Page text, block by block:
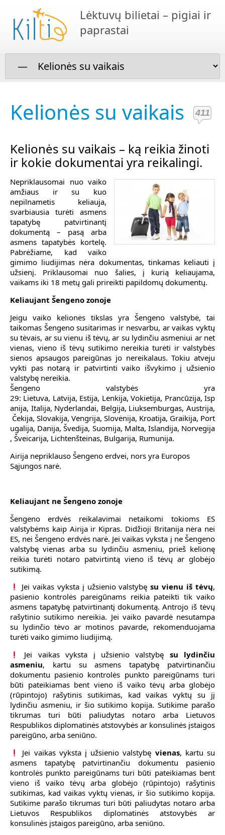
Lėktuvų bilietai – pigiai ir
paprastai
Kelionės su vaikais 411
Kelionės su vaikais – ką reikia žinoti
ir kokie dokumentai yra reikalingi.
Nepriklausomai nuo vaiko
amžiaus ir su kuo
nepilnametis keliauja,
svarbiausia turėti asmens
tapatybę patvirtinantį
dokumentą – pasą arba
asmens tapatybės kortelę.
Pabrėžiame, kad vaiko
gimimo liudijimas nėra dokumentas, tinkamas keliauti į
užsienį. Priklausomai nuo šalies, į kurią keliaujama,
vaikams iki 18 metų gali prireikti papildomų dokumentų.
Keliaujant Šengeno zonoje
Jeigu vaiko kelionės tikslas yra Šengeno valstybė, tai
taikomas Šengeno susitarimas ir nesvarbu, ar vaikas vyktų
su tėvais, ar su vienu iš tėvų, ar su lydinčiu asmeniui ar net
vienas, vieno iš tėvų sutikimo nereikia turėti ir valstybės
sienos apsaugos pareigūnas jo nereikalaus. Tokiu atveju
vykti pas notarą ir patvirtinti vaiko išvykimo į užsienio
valstybę nereikia.
Šengeno valstybės yra
29: Lietuva, Latvija, Estija, Lenkija,Vokietija, Prancūzija,Isp
anija, Italija, Nyderlandai, Belgija, Liuksemburgas,Austrija,
Čekija, Slovakija, Vengrija, Slovėnija, Kroatija, Graikija, Port
ugalija, Danija,Švedija, Suomija, Malta, Islandija, Norvegija
, Šveicarija, Lichtenšteinas, Bulgarija, Rumunija.
Airija nepriklauso Šengeno erdvei, nors yra Europos
Sąjungos narė.
Keliaujant ne Šengeno zonoje
Šengeno erdvės reikalavimai netaikomi tokioms ES
valstybėms kaip Airijair Kipras. Didžioji Britanijanėra nei
ES, nei Šengeno erdvės narė. Jei vaikas vyksta į ne Šengeno
valstybę vienas arba su lydinčiu asmeniu, prieš kelionę
reikia turėti notaro patvirtintą vieno iš tėvų ar globėjo
sutikimą.
Jei vaikas vyksta į užsienio valstybęsu vienu iš tėvų,
pasienio kontrolės pareigūnams reikia pateikti tik vaiko
asmens tapatybę patvirtinantį dokumentą. Antrojo iš tėvų
rašytinio sutikimo nereikia. Jei vaiko pavardė nesutampa
su lydinčio tėvo ar motinos pavarde, rekomenduojama
turėti vaiko gimimo liudijimą.
Jei vaikas vyksta į užsienio valstybę su lydinčiu
asmeniu, kartu su asmens tapatybę patvirtinančiu
dokumentu pasienio kontrolės punkto pareigūnams turi
būti pateikiamas bent vieno iš vaiko tėvų arba globėjo
(rūpintojo) rašytinis sutikimas, kad vaikas vyktų su jį
lydinčiu asmeniu, ir šio sutikimo kopija. Sutikime parašo
tikrumas turi būti paliudytas notaro arba Lietuvos
Respublikos diplomatinės atstovybės ar konsulinės įstaigos
pareigūno, arba seniūno.
Jei vaikas vyksta į užsienio valstybę vienas, kartu su
asmens tapatybę patvirtinančiu dokumentu pasienio
kontrolės punkto pareigūnams turi būti pateikiamas bent
vieno iš vaiko tėvų arba globėjo (rūpintojo) rašytinis
sutikimas, kad vaikas vyktų vienas, ir šio sutikimo kopija.
Sutikime parašo tikrumas turi būti paliudytas notaro arba
Lietuvos Respublikos diplomatinės atstovybės ar
konsulinės įstaigos pareigūno, arba seniūno.